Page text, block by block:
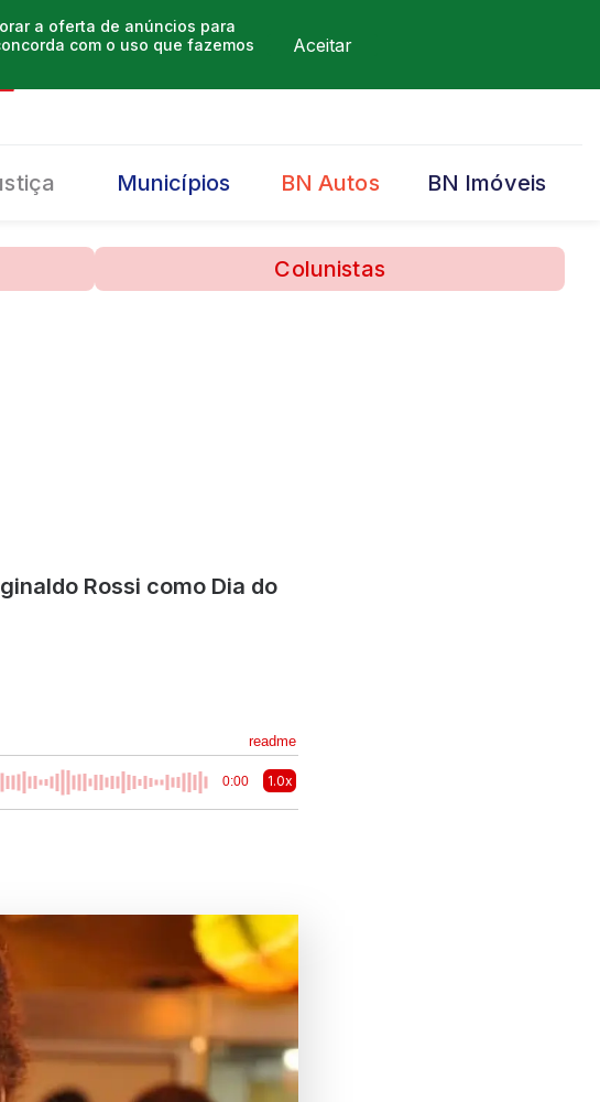
a oferta de anúncios para
com o uso que fazemos
Aceitar
Municípios BN Autos BN Imóveis
Colunistas
Rossi como Dia do
readme
0:00 1.0x